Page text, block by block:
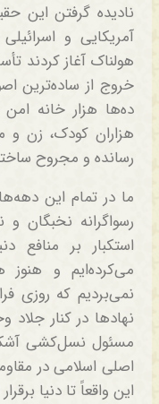
نادیده گرفتن این
آمریکایی و
هولناک آغاز کردند
خروج از ساده‌ترین
ده‌ها هزار خانه امن
هزاران کودک، زن و
رسانده و مجروح
ما در تمام این
رسواگرانه نخبگان
استکبار بر منافع
می‌کرده‌ایم و
نمی‌بردیم که روزی
نهادها در کنار
مسئول نسل‌کشی
اصلی اسلامی در
این واقعاً تا دنیا